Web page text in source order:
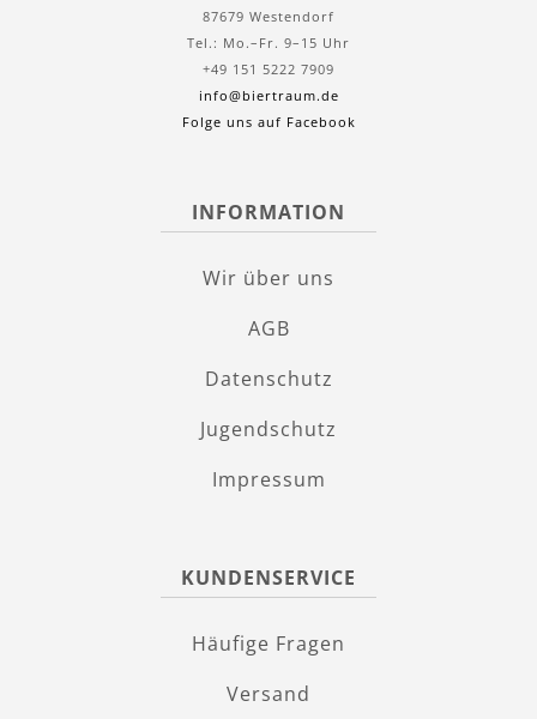
87679 Westendorf
Tel.: Mo.–Fr. 9–15 Uhr
+49 151 5222 7909
info@biertraum.de
Folge uns auf Facebook
INFORMATION
Wir über uns
AGB
Datenschutz
Jugendschutz
Impressum
KUNDENSERVICE
Häufige Fragen
Versand